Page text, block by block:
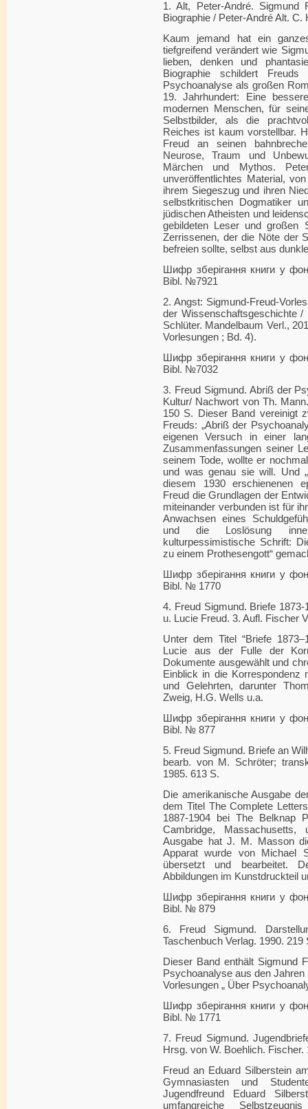
1. Alt, Peter-André. Sigmund
Biographie / Peter-André Alt.
Kaum jemand hat ein
tiefgreifend verändert wie
lieben, denken und
Biographie schildert
Psychoanalyse als großen
19. Jahrhundert: Eine
modernen Menschen, für
Selbstbilder, als die
Reiches ist kaum vorstellbar.
Freud an seinen
Neurose, Traum und
Märchen und Mythos.
unveröffentlichtes Material,
ihrem Siegeszug und ihren
selbstkritischen Dogmatiker
jüdischen Atheisten und
gebildeten Leser und großen
Zerrissenen, der die Nöte der
befreien sollte, selbst aus
Шифр зберігання книги у
Bibl. №7921
2. Angst: Sigmund-Freud-
der Wissenschaftsgeschichte
Schlüter. Mandelbaum Verl.,
Vorlesungen ; Bd. 4).
Шифр зберігання книги у
Bibl. №7032
3. Freud Sigmund. Abriß der
Kultur/ Nachwort von Th.
150 S. Dieser Band vereinigt
Freuds: „Abriß der
eigenen Versuch in einer
Zusammenfassungen seiner
seinem Tode, wollte er
und was genau sie will. Und
diesem 1930 erschienenen
Freud die Grundlagen der
miteinander verbunden ist für
Anwachsen eines
und die Loslösung
kulturpessimistische Schrift:
zu einem Prothesengott“
Шифр зберігання книги у
Bibl. № 1770
4. Freud Sigmund. Briefe
u. Lucie Freud. 3. Aufl. Fischer
Unter dem Titel “Briefe
Lucie aus der Fulle der
Dokumente ausgewählt und
Einblick in die Korrespondenz
und Gelehrten, darunter
Zweig, H.G. Wells u.a.
Шифр зберігання книги у
Bibl. № 877
5. Freud Sigmund. Briefe an
bearb. von M. Schröter;
1985. 613 S.
Die amerikanische Ausgabe
dem Titel The Complete
1887-1904 bei The Belknap
Cambridge,
Ausgabe hat J. M. Masson
Apparat wurde von Michael
übersetzt und bearbeitet.
Abbildungen im Kunstdruckteil
Шифр зберігання книги у
Bibl. № 879
6. Freud Sigmund.
Taschenbuch Verlag. 1990. 219
Dieser Band enthält Sigmund
Psychoanalyse aus den
Vorlesungen „ Über
Шифр зберігання книги у
Bibl. № 1771
7. Freud Sigmund.
Hrsg. von W. Boehlich. Fischer.
Freud an Eduard Silberstein
Gymnasiasten und
Jugendfreund Eduard
umfangreiche